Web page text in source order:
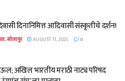
दिनानिमित्त आदिवासी संस्कृतीचे दर्शन!
सोलापूर AUGUST 11, 2025 0
अखिल भारतीय मराठी नाट्य परिषद